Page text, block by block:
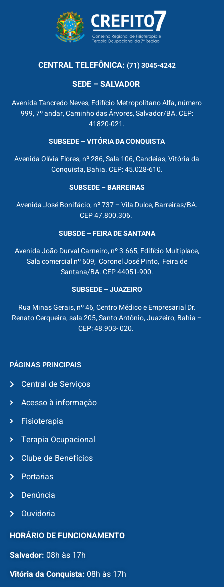
CENTRALTELEFÔNICA: (71) 3045-4242
SEDE – SALVADOR
Avenida Tancredo Neves, Edifício Metropolitano Alfa, número
999, 7º andar, Caminho das Árvores, Salvador/BA. CEP:
41820-021.
SUBSEDE – VITÓRIA DA CONQUISTA
Avenida Olívia Flores, nº 286, Sala 106, Candeias, Vitória da
Conquista, Bahia. CEP: 45.028-610.
SUBSEDE – BARREIRAS
Avenida José Bonifácio, nº 737 – Vila Dulce, Barreiras/BA.
CEP 47.800.306.
SUBSDE – FEIRA DE SANTANA
Avenida João Durval Carneiro, nº 3.665, Edifício Multiplace,
Sala comercial nº 609, Coronel José Pinto, Feira de
Santana/BA. CEP 44051-900.
SUBSEDE – JUAZEIRO
Rua Minas Gerais, nº 46, Centro Médico e Empresarial Dr.
Renato Cerqueira, sala 205, Santo Antônio, Juazeiro, Bahia –
CEP: 48.903- 020.
PÁGINAS PRINCIPAIS
Central de Serviços
Acesso à informação
Fisioterapia
Terapia Ocupacional
Clube de Benefícios
Portarias
Denúncia
Ouvidoria
HORÁRIO DE FUNCIONAMENTO
Salvador: 08h às 17h
Vitória da Conquista: 08h às 17h